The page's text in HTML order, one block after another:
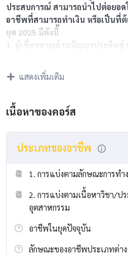
ประสบการณ์ สามารถนำไปต่อยอ
อาชีพที่สามารถทำเงิน หรือเป็นที่ต้
ยุค 2025 มีดังนี้
1. ผู้เชี่ยวชาญด้านปัญญาประดิษฐ์
เชี่ยวชาญด้าน AI จะเป็นที่ต้องการอ
AI, วิศวกร AI, นักวิทยาศาสตร์ข้อมูล
สามารถทำงานได้อย่างมีประสิทธิภาพ
แสดงเพิ่มเติม
เนื้อหาของคอร์ส
ประเภทของอาชีพ
1. การแบ่งตามลักษณะการทำ
2. การแบ่งตามเนื้อหาวิชา/ป
อุตสาหกรรม
อาชีพในยุคปัจจุบัน
ลักษณะของอาชีพประเภทต่า